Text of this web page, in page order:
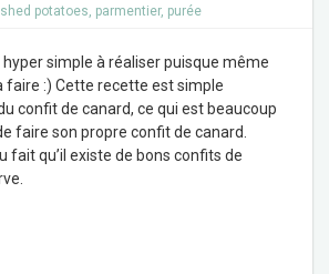
potatoes, parmentier, purée
simple à réaliser puisque même
faire :) Cette recette est simple
confit de canard, ce qui est beaucoup
faire son propre confit de canard.
fait qu’il existe de bons confits de